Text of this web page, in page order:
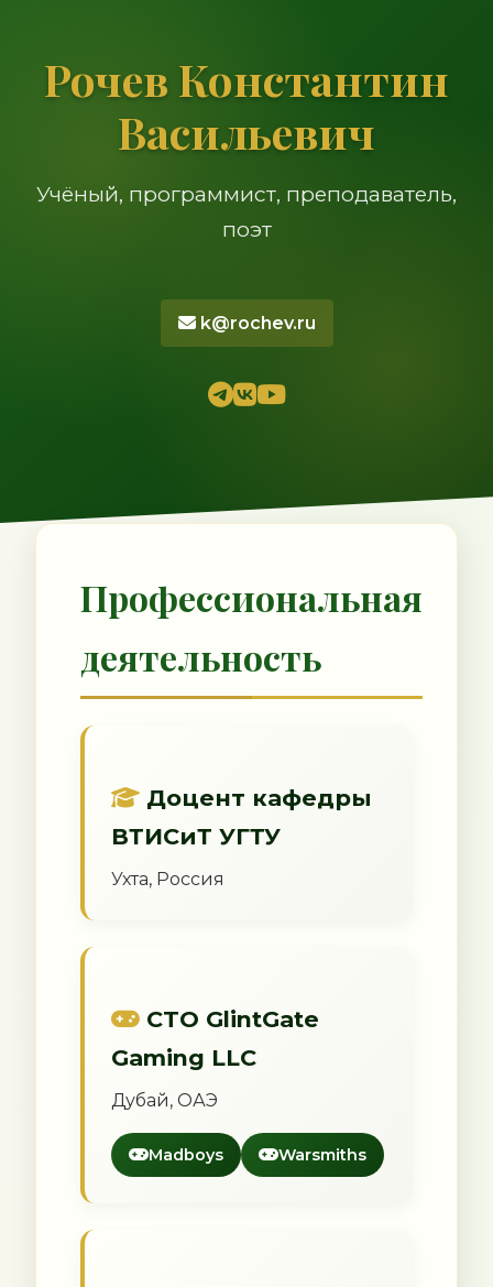
Рочев Константин
Васильевич
Учёный, программист, преподаватель,
поэт
k@rochev.ru
Профессиональная
деятельность
Доцент кафедры
ВТИСиТ УГТУ
Ухта, Россия
CTO GlintGate
Gaming LLC
Дубай, ОАЭ
Madboys Warsmiths